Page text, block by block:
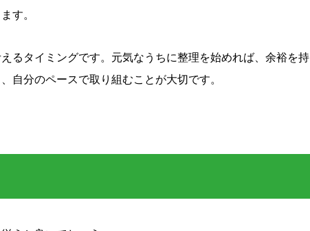
す。
るタイミングです。元気なうちに整理を始めれば、余裕を持
自分のペースで取り組むことが大切です。